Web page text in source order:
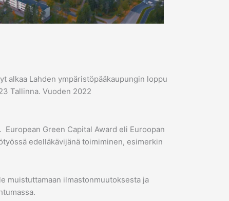
alkaa Lahden ympäristöpääkaupungin loppu
Tallinna. Vuoden 2022
Green Capital Award eli Euroopan
edelläkävijänä toimiminen, esimerkin
muistuttamaan ilmastonmuutoksesta ja